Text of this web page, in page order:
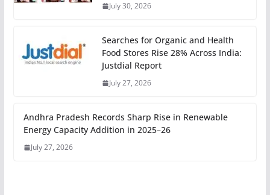
July 30, 2026
Searches for Organic and Health
Food Stores Rise 28% Across India:
Justdial Report
July 27, 2026
Andhra Pradesh Records Sharp Rise in Renewable
Energy Capacity Addition in 2025–26
July 27, 2026